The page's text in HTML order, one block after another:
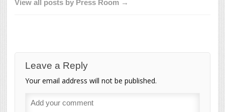
View all posts by Press Room →
Leave a Reply
Your email address will not be published.